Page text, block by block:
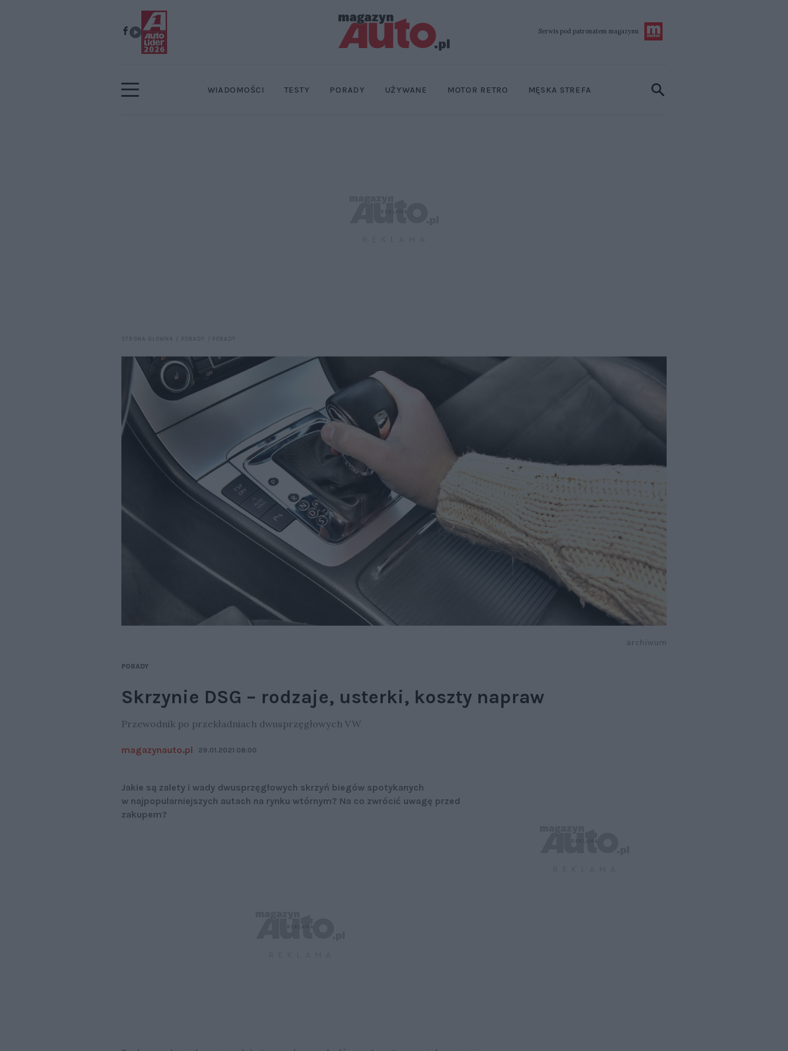
Serwis pod patronatem magazynu
WIADOMOŚCI MOTOR RETRO
TESTY PORADY UŻYWANE MĘSKA STREFA
PORADY
Skrzynie DSG – rodzaje, usterki, koszty napraw
Przewodnik po przekładniach dwusprzęgłowych VW
magazynauto.pl 29.01.2021 08:00
Jakie są zalety i wady dwusprzęgłowych skrzyń biegów spotykanych
w najpopularniejszych autach na rynku wtórnym? Na co zwrócić uwagę przed
zakupem?